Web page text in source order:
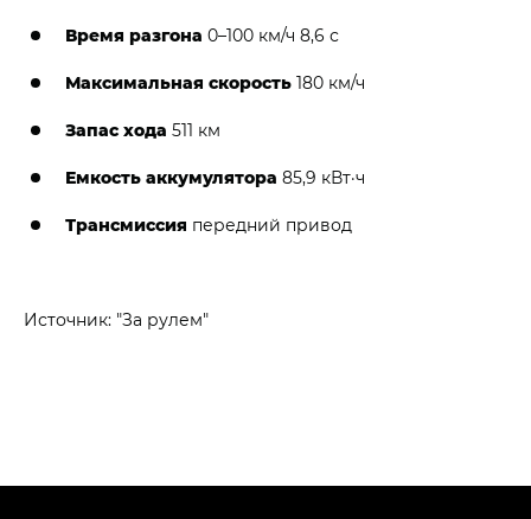
Время разгона 0–100 км/ч 8,6 с
Максимальная скорость 180 км/ч
Запас хода 511 км
Емкость аккумулятора 85,9 кВт·ч
Трансмиссия передний привод
Источник: "За рулем"